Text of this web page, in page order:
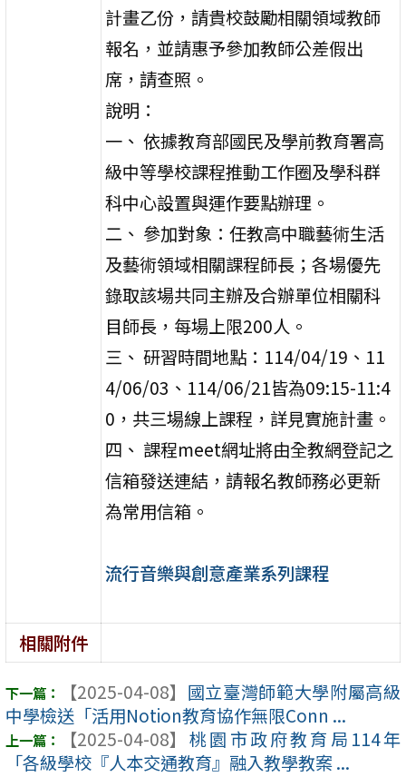
計畫乙份，請貴校鼓勵相關領域教師
報名，並請惠予參加教師公差假出
席，請查照。
說明：
一、 依據教育部國民及學前教育署高
級中等學校課程推動工作圈及學科群
科中心設置與運作要點辦理。
二、 參加對象：任教高中職藝術生活
及藝術領域相關課程師長；各場優先
錄取該場共同主辦及合辦單位相關科
目師長，每場上限200人。
三、 研習時間地點：114/04/19、11
4/06/03、114/06/21皆為09:15-11:4
0，共三場線上課程，詳見實施計畫。
四、 課程meet網址將由全教網登記之
信箱發送連結，請報名教師務必更新
為常用信箱。
流行音樂與創意產業系列課程
相關附件
【2025-04-08】 國立臺灣師範大學附屬高級
中學檢送「活用Notion教育協作無限Conn ...
【2025-04-08】 桃園市政府教育局114年
「各級學校『人本交通教育』融入教學教案 ...